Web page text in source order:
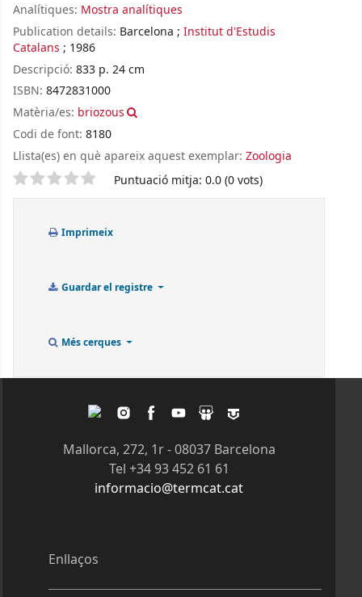
Analítiques: Mostra analítiques
Publication details: Barcelona ; Institut d'Estudis
Catalans ; 1986
Descripció: 833 p. 24 cm
ISBN: 8472831000
Matèria/es: briozous
Codi de font: 8180
Llista(es) en què apareix aquest exemplar: Zoologia
Valoració Puntuació mitja: 0.0 (0 vots)
Imprimeix
Guardar el registre
Més cerques
Enllaços
Mallorca, 272, 1r - 08037 Barcelona
Tel +34 93 452 61 61
informacio@termcat.cat